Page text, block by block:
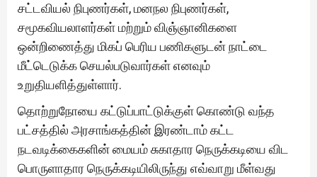
சட்டவியல் நிபுணர்கள், மனநல நிபுணர்கள்,
சமூகவியலாளர்கள் மற்றும் விஞ்ஞானிகளை
ஒன்றிணைத்து மிகப் பெரிய பணிகளுடன் நாட்டை
மீட்டெடுக்க செயல்படுவார்கள் எனவும்
உறுதியளித்துள்ளார்.
தொற்றுநோயை கட்டுப்பாட்டுக்குள் கொண்டு வந்த
பட்சத்தில் அரசாங்கத்தின் இரண்டாம் கட்ட
நடவடிக்கைகளின் மையம் சுகாதார நெருக்கடியை விட
பொருளாதார நெருக்கடியிலிருந்து எவ்வாறு மீள்வது